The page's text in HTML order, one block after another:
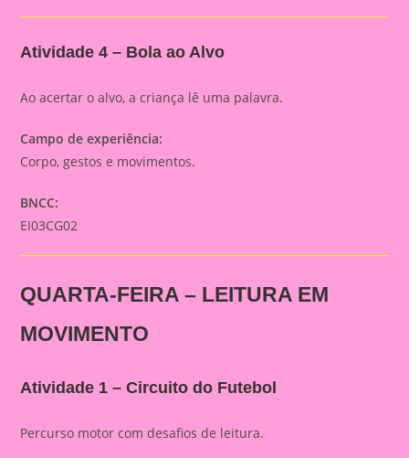
Atividade 4 – Bola ao Alvo
Ao acertar o alvo, a criança lê uma palavra.
Campo de experiência:
Corpo, gestos e movimentos.
BNCC:
EI03CG02
QUARTA-FEIRA – LEITURA EM
MOVIMENTO
Atividade 1 – Circuito do Futebol
Percurso motor com desafios de leitura.